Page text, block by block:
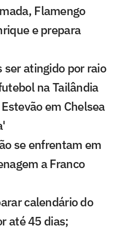
Flamengo
e prepara
atingido por raio
na Tailândia
em Chelsea
se enfrentam em
a Franco
calendário do
até 45 dias;